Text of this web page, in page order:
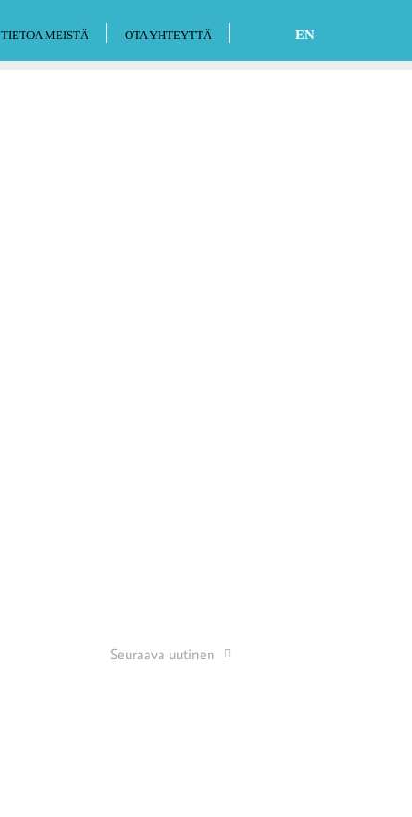
TIETOA MEISTÄ OTA YHTEYTTÄ EN
Seuraava uutinen